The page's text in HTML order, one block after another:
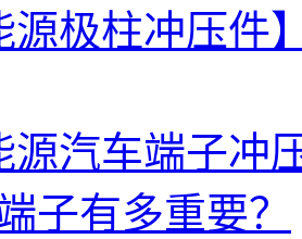
源极柱冲压
源汽车端子
子有多重要？